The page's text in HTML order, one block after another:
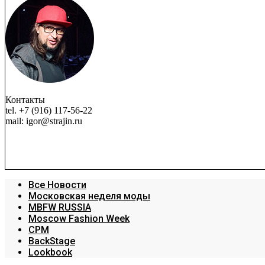
Контакты
tel. +7 (916) 117-56-22
mail: igor@strajin.ru
Все Новости
Московская неделя моды
MBFW RUSSIA
Moscow Fashion Week
CPM
BackStage
Lookbook